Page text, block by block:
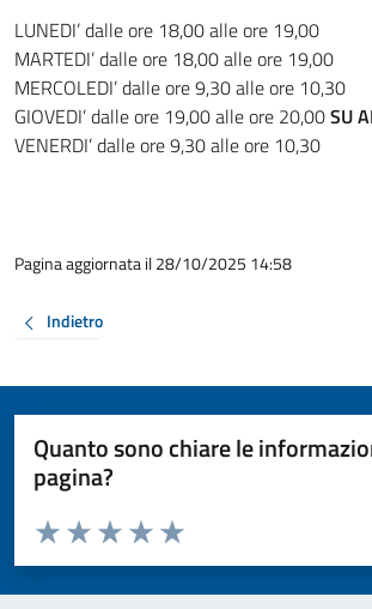
LUNEDI’ dalle ore 18,00 alle ore 19,00
MARTEDI’ dalle ore 18,00 alle ore 19,00
MERCOLEDI’ dalle ore 9,30 alle ore 10,30
GIOVEDI’ dalle ore 19,00 alle ore 20,00SU
VENERDI’ dalle ore 9,30 alle ore 10,30
Pagina aggiornata il 28/10/2025 14:58
Indietro
Quanto sono chiare le
pagina?
Valuta da 1 a 5 stelle la pagina
Valuta 5 stelle su 5
Valuta 4 stelle su 5
Valuta 3 stelle su 5
Valuta 2 stelle su 5
Valuta 1 stelle su 5